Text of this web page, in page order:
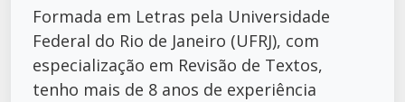
Formada em Letras pela Universidade
Federal do Rio de Janeiro (UFRJ), com
especialização em Revisão de Textos,
tenho mais de 8 anos de experiência